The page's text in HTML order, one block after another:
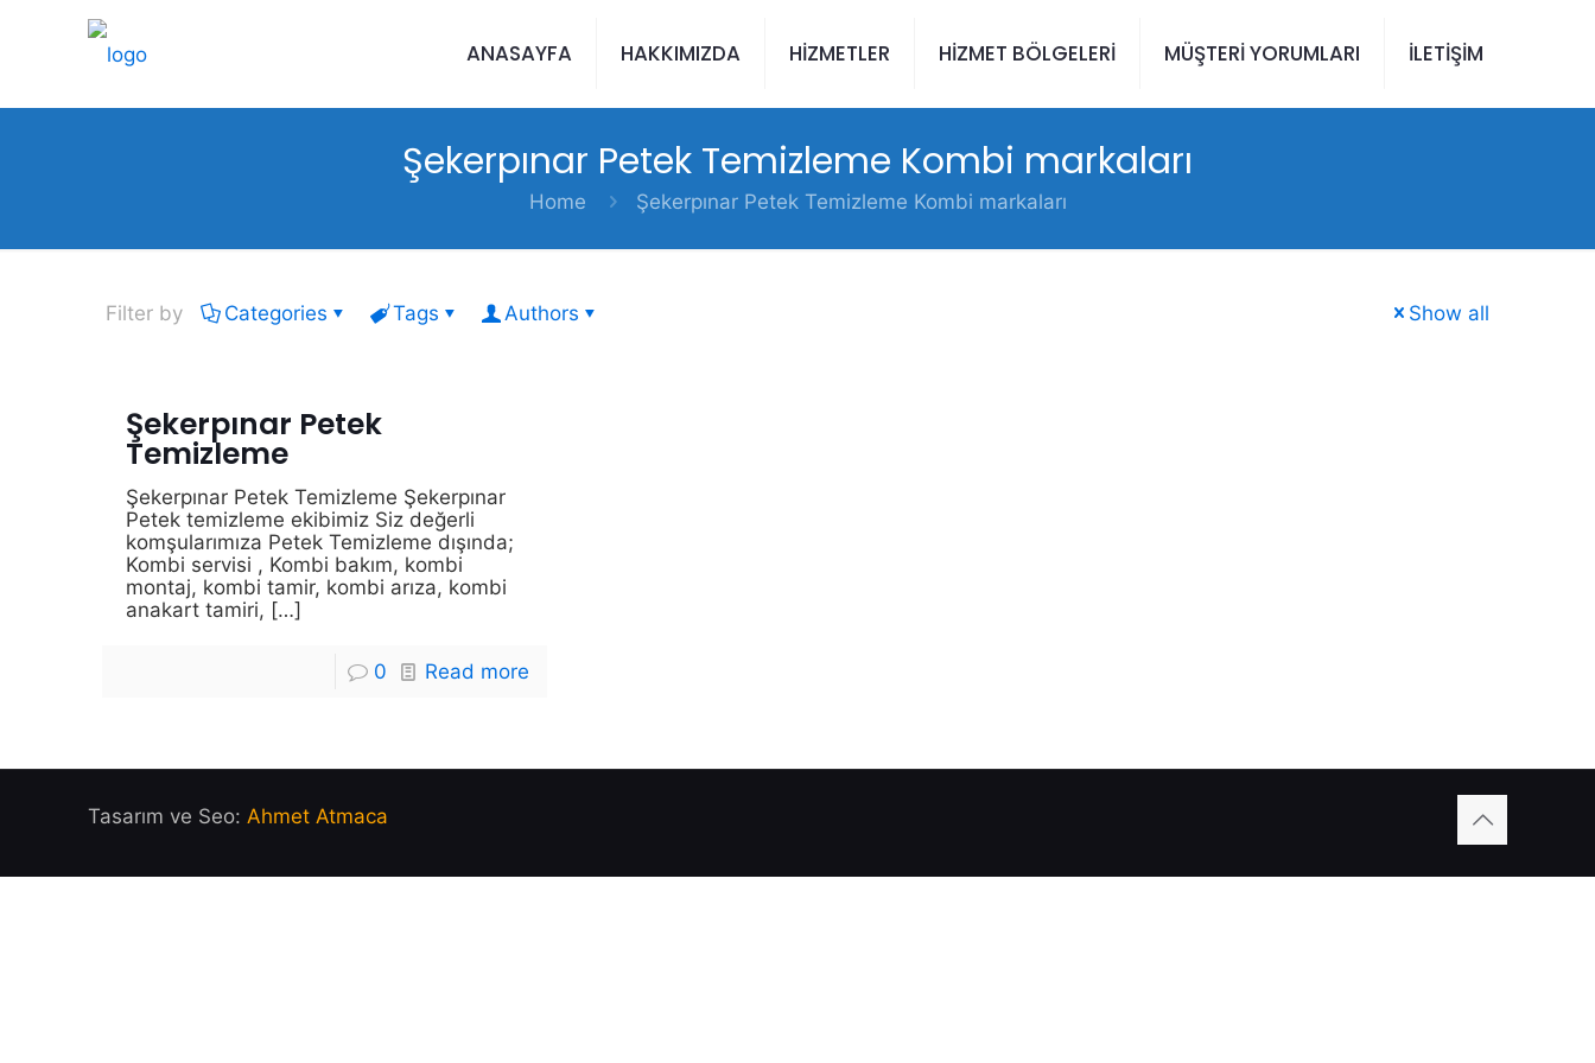
ANASAYFA HAKKIMIZDA HİZMETLER HİZMET BÖLGELERİ MÜŞTERİ YORUMLARI İLETİŞİM
Şekerpınar Petek Temizleme Kombi markaları
Home Şekerpınar Petek Temizleme Kombi markaları
Filter by Categories Tags Authors Show all
Şekerpınar Petek
Temizleme
Şekerpınar Petek Temizleme Şekerpınar
Petek temizleme ekibimiz Siz değerli
komşularımıza Petek Temizleme dışında;
Kombi servisi , Kombi bakım, kombi
montaj, kombi tamir, kombi arıza, kombi
anakart tamiri, […]
0 Read more
Tasarım ve Seo: Ahmet Atmaca